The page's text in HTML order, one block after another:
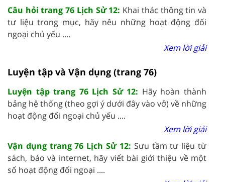
Câu hỏi trang 76 Lịch Sử 12: Khai thác thông tin và
tư liệu trong mục, hãy nêu những hoạt động đối
ngoại chủ yếu ....
Xem lời giải
Luyện tập và Vận dụng (trang 76)
Luyện tập trang 76 Lịch Sử 12: Hãy hoàn thành
bảng hệ thống (theo gợi ý dưới đây vào vở) về những
hoạt động đối ngoại chủ yếu ....
Xem lời giải
Vận dụng trang 76 Lịch Sử 12: Sưu tầm tư liệu từ
sách, báo và internet, hãy viết bài giới thiệu về một
số hoạt động đối ngoại ....